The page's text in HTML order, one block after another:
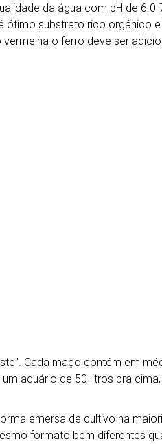
da água com pH de 6.0-
ótimo substrato rico orgânico
o ferro deve ser
Cada maço contém em
aquário de 50 litros pra
emersa de cultivo na
formato bem diferentes